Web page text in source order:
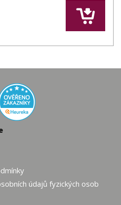
údajů fyzických osob